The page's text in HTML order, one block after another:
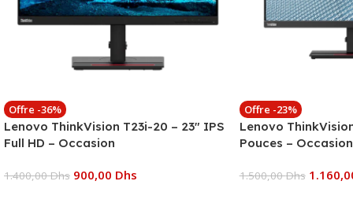
Offre -36%
Lenovo ThinkVision T23i-20 – 23″ IPS
Full HD – Occasion
1.400,00Dhs 900,00 Dhs
Offre -23%
Lenovo
Pouces – Occasion
1.500,00Dhs